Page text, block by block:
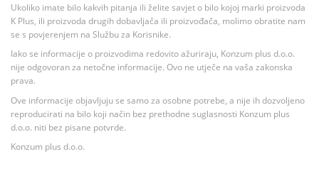
Ukoliko imate bilo kakvih pitanja ili želite savjet o bilo kojoj marki proizvoda
K Plus, ili proizvoda drugih dobavljača ili proizvođača, molimo obratite nam
se s povjerenjem na Službu za Korisnike.
Iako se informacije o proizvodima redovito ažuriraju, Konzum plus d.o.o.
nije odgovoran za netočne informacije. Ovo ne utječe na vaša zakonska
prava.
Ove informacije objavljuju se samo za osobne potrebe, a nije ih dozvoljeno
reproducirati na bilo koji način bez prethodne suglasnosti Konzum plus
d.o.o. niti bez pisane potvrde.
Konzum plus d.o.o.